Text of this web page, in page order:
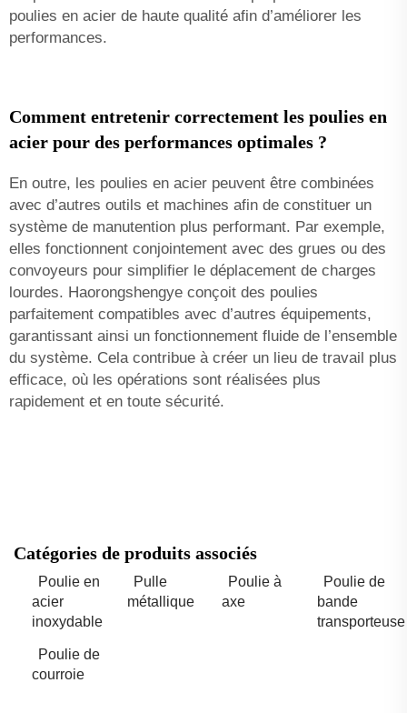
poulies en acier de haute qualité afin d’améliorer les
performances.
Comment entretenir correctement les poulies en
acier pour des performances optimales ?
En outre, les poulies en acier peuvent être combinées
avec d’autres outils et machines afin de constituer un
système de manutention plus performant. Par exemple,
elles fonctionnent conjointement avec des grues ou des
convoyeurs pour simplifier le déplacement de charges
lourdes. Haorongshengye conçoit des poulies
parfaitement compatibles avec d’autres équipements,
garantissant ainsi un fonctionnement fluide de l’ensemble
du système. Cela contribue à créer un lieu de travail plus
efficace, où les opérations sont réalisées plus
rapidement et en toute sécurité.
Catégories de produits associés
Poulie en
acier
inoxydable
Pulle
métallique
Poulie à
axe
Poulie de
bande
transporteuse
Poulie de
courroie